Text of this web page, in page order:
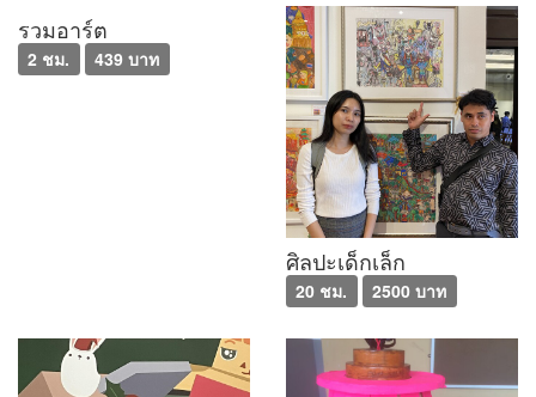
รวมอาร์ต
2 ชม. 439 บาท
ศิลปะเด็กเล็ก
20 ชม. 2500 บาท